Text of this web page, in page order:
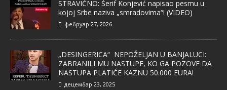
STRAVIČNO: Šerif Konjević napisao pesmu u
kojoj Srbe naziva „smradovima“! (VIDEO)
фебруар 27, 2026
„DESINGERICA“ NEPOŽELJAN U BANJALUCI:
ZABRANILI MU NASTUPE, KO GA POZOVE DA
NASTUPA PLATIĆE KAZNU 50.000 EURA!
децембар 23, 2025